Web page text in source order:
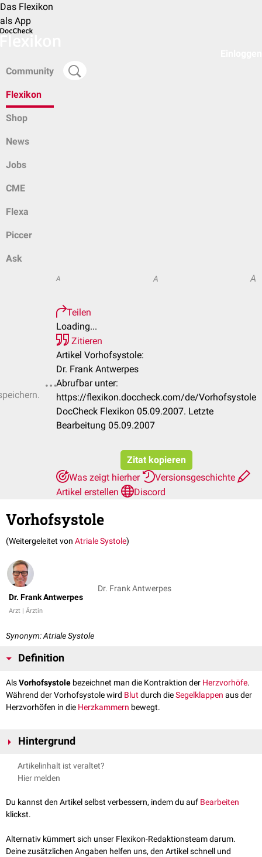
Das Flexikon
als App
Community
Flexikon
Shop
News
Jobs
CME
Flexa
Piccer
Ask
A A A
Teilen
Loading...
Zitieren
Artikel Vorhofsystole:
Dr. Frank Antwerpes
Abrufbar unter:
https://flexikon.doccheck.com/de/Vorhofsystole
DocCheck Flexikon 05.09.2007. Letzte
Bearbeitung 05.09.2007
Zitat kopieren
Was zeigt hierher
Versionsgeschichte
Artikel erstellen
Discord
Vorhofsystole
(Weitergeleitet von Atriale Systole)
Dr. Frank Antwerpes
Arzt | Ärztin
Dr. Frank Antwerpes
Synonym: Atriale Systole
Definition
AlsVorhofsystole bezeichnet man die Kontraktion der Herzvorhöfe.
Während der Vorhofsystole wird Blutdurch dieSegelklappen aus der
Herzvorhöfen in die Herzkammern bewegt.
Hintergrund
Bedingt durch die Überleitungsverzögerung im
Vorhofsystole zeitlich versetzt
Artikelinhalt ist veraltet?
Hier melden
Du kannst den Artikel selbst verbessern, indem du auf Bearbeiten
klickst.
Alternativ kümmert sich unser Flexikon-Redaktionsteam darum.
Deine zusätzlichen Angaben helfen uns, den Artikel schnell und